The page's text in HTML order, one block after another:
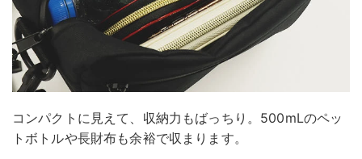
コンパクトに見えて、収納力もばっちり。500mLのペッ
トボトルや長財布も余裕で収まります。